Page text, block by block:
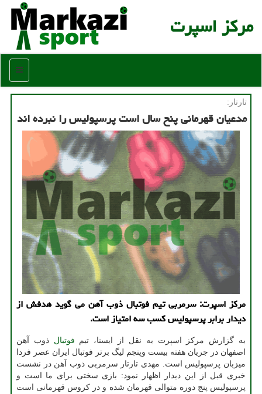
مركز اسپرت
منو
تارتار:
مدعیان قهرمانی پنح سال است پرسپولیس را نبرده اند
مرکز اسپرت: سرمربی تیم فوتبال ذوب آهن می گوید هدفش از
دیدار برابر پرسپولیس کسب سه امتیاز است.
به گزارش مرکز اسپرت به نقل از ایسنا، تیم فوتبال ذوب آهن
اصفهان در جریان هفته بیست وپنجم لیگ برتر فوتبال ایران عصر فردا
میزبان پرسپولیس است. مهدی تارتار سرمربی ذوب آهن در نشست
خبری قبل از این دیدار اظهار نمود: بازی سختی برای ما است و
پرسپولیس پنج دوره متوالی قهرمان شده و در کروس قهرمانی است